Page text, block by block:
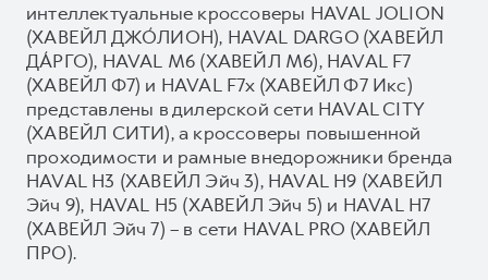
интеллектуальные кроссоверы HAVAL JOLION
(ХАВЕЙЛ ДЖО́ЛИОН), HAVAL DARGO (ХАВЕЙЛ
ДА́РГО), HAVAL М6 (ХАВЕЙЛ M6), HAVAL F7
(ХАВЕЙЛ Ф7) и HAVAL F7x (ХАВЕЙЛ Ф7 Икс)
представлены в дилерской сети HAVAL CITY
(ХАВЕЙЛ СИТИ), а кроссоверы повышенной
проходимости и рамные внедорожники бренда
HAVAL H3 (ХАВЕЙЛ Эйч 3), HAVAL H9 (ХАВЕЙЛ
Эйч 9), HAVAL H5 (ХАВЕЙЛ Эйч 5) и HAVAL H7
(ХАВЕЙЛ Эйч 7) – в сети HAVAL PRO (ХАВЕЙЛ
ПРО).